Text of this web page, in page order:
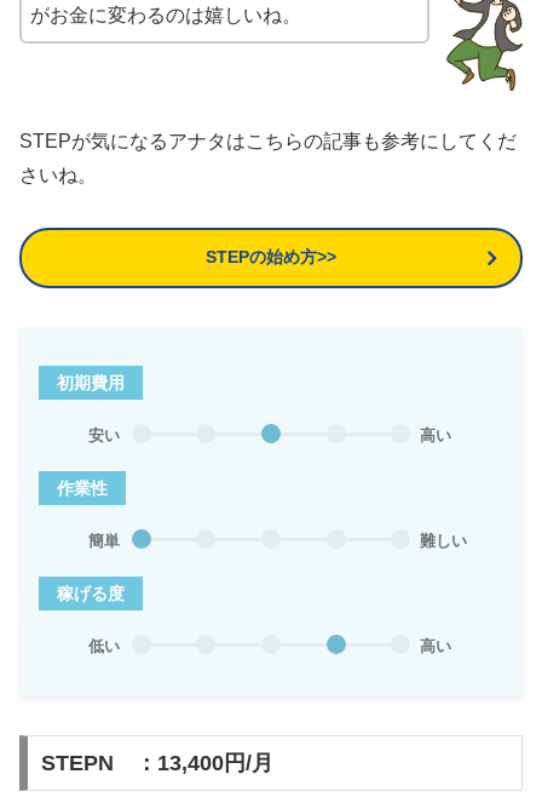
がお金に変わるのは嬉しいね。
STEPが気になるアナタはこちらの記事も参考にしてくだ
さいね。
STEPの始め方>>
初期費用
安い 高い
作業性
簡単 難しい
稼げる度
低い 高い
STEPN ：13,400円/月